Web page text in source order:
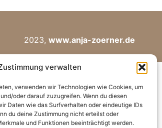
verwalten
verwenden wir Technologien wie Cookies, um
oder darauf zuzugreifen. Wenn du diesen
Daten wie das Surfverhalten oder eindeutige IDs
du deine Zustimmung nicht erteilst oder
und Funktionen beeinträchtigt werden.
2023,www.anja-zoerner.de